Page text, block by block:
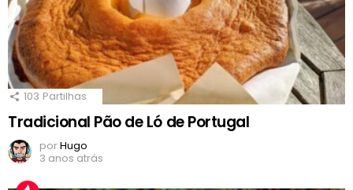
103 Partilhas
Tradicional Pão de Ló de Portugal
porHugo
3 anos atrás